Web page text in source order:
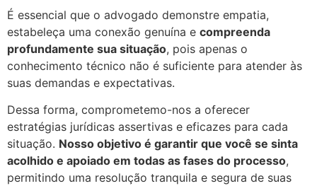
É essencial que o advogado demonstre empatia,
estabeleça uma conexão genuína e compreenda
profundamente sua situação, pois apenas o
conhecimento técnico não é suficiente para atender às
suas demandas e expectativas.
Dessa forma, comprometemo-nos a oferecer
estratégias jurídicas assertivas e eficazes para cada
situação. Nosso objetivo é garantir que você se sinta
acolhido e apoiado em todas as fases do processo,
permitindo uma resolução tranquila e segura de suas